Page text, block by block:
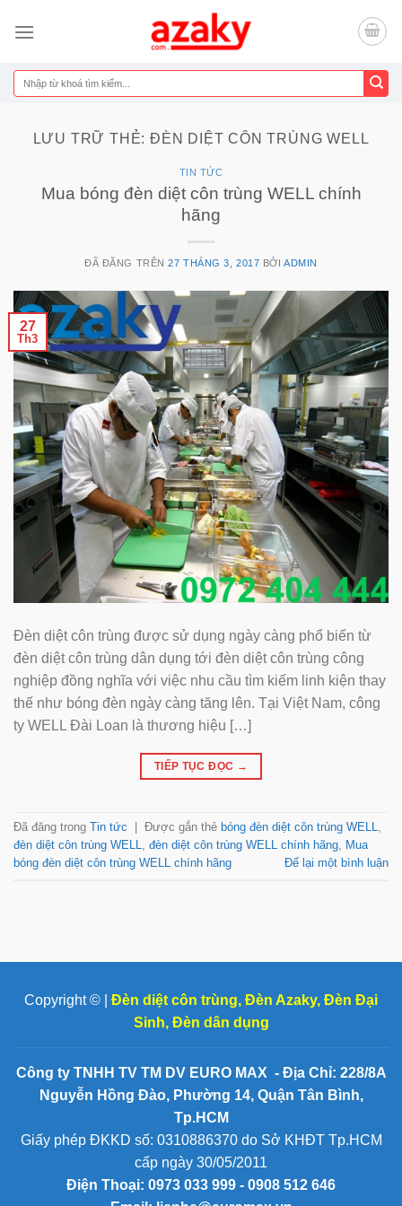
đến
dung
Tìm
kiếm:
LƯU TRỮ THẺ: ĐÈN DIỆT CÔN TRÙNG WELL
TIN TỨC
Mua bóng đèn diệt côn trùng WELL chính
hãng
ĐÃ ĐĂNG TRÊN27 THÁNG 3, 2017 BỞIADMIN
27
Th3
Đèn diệt côn trùng được sử dụng ngày càng phổ biến từ
đèn diệt côn trùng dân dụng tới đèn diệt côn trùng công
nghiệp đồng nghĩa với việc nhu cầu tìm kiếm linh kiện thay
thế như bóng đèn ngày càng tăng lên. Tại Việt Nam, công
ty WELL Đài Loan là thương hiệu […]
TIẾP TỤC ĐỌC →
Đã đăng trong Tin tức Được gắn thẻ bóng đèn diệt côn trùng WELL,
đèn diệt côn trùng WELL, đèn diệt côn trùng WELL chính hãng, Mua
bóng đèn diệt côn trùng WELL chính hãng
Để lại một bình luận
Copyright © | Đèn diệt côn trùng, Đèn Azaky, Đèn Đại
Sinh, Đèn dân dụng
Công ty TNHH TV TM DV EURO MAX - Địa Chỉ: 228/8A
Nguyễn Hồng Đào, Phường 14, Quận Tân Bình,
Tp.HCM
Giấy phép ĐKKD số: 0310886370 do Sở KHĐT Tp.HCM
cấp ngày 30/05/2011
Điện Thoại: 0973 033 999 - 0908 512 646